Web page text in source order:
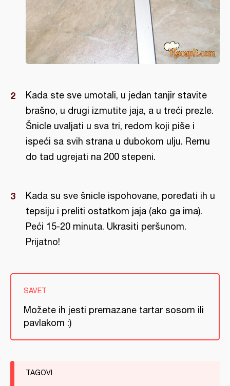
Kada ste sve umotali, u jedan tanjir stavite
brašno, u drugi izmutite jaja, a u treći prezle.
Šnicle uvaljati u sva tri, redom koji piše i
ispeći sa svih strana u dubokom ulju. Rernu
do tad ugrejati na 200 stepeni.
Kada su sve šnicle ispohovane, poređati ih u
tepsiju i preliti ostatkom jaja (ako ga ima).
Peći 15-20 minuta. Ukrasiti peršunom.
Prijatno!
SAVET
Možete ih jesti premazane tartar sosom ili
pavlakom :)
TAGOVI